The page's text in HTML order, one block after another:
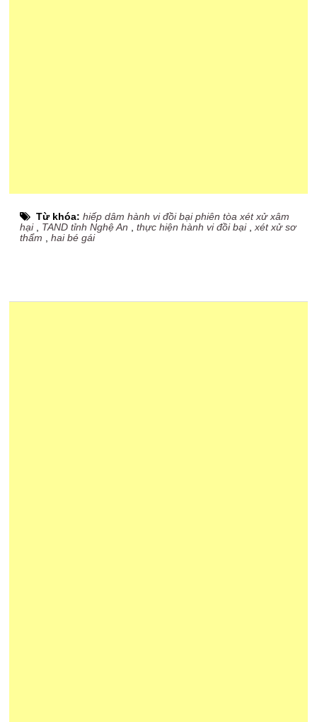
Từ khóa:hiếp dâm hành vi đồi bại phiên tòa xét xử xâm
hại, TAND tỉnh Nghệ An ,thực hiện hành vi đồi bại,xét xử sơ
thẩm ,hai bé gái